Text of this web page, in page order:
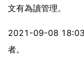
文有為讀管理。
2021-09-08 18:03
者。